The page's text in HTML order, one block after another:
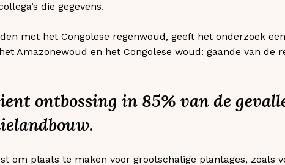
die gegevens.
met het Congolese regenwoud, geeft het onderzoek
Amazonewoud en het Congolese woud: gaande van de
ontbossing in 85% van de
om plaats te maken voor grootschalige plantages, zoals